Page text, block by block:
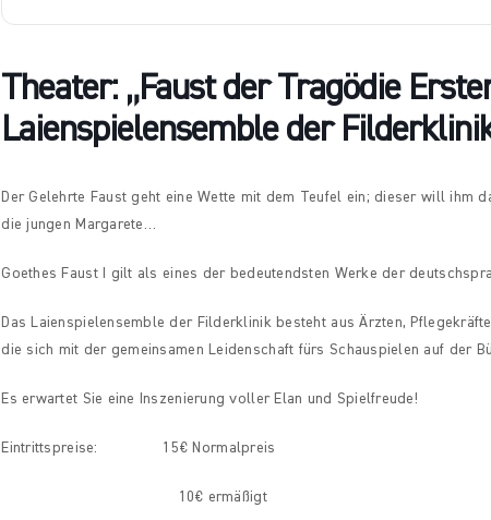
Theater: „Faust der Tragödie
Laienspielensemble der
Der Gelehrte Faust geht eine Wette mit dem Teufel ein; dieser will ihm
die jungen Margarete…
Goethes Faust I gilt als eines der bedeutendsten Werke der
Das Laienspielensemble der Filderklinik besteht aus Ärzten,
die sich mit der gemeinsamen Leidenschaft fürs Schauspielen auf der
Es erwartet Sie eine Inszenierung voller Elan und Spielfreude!
Eintrittspreise: 15€ Normalpreis
10€ ermäßigt